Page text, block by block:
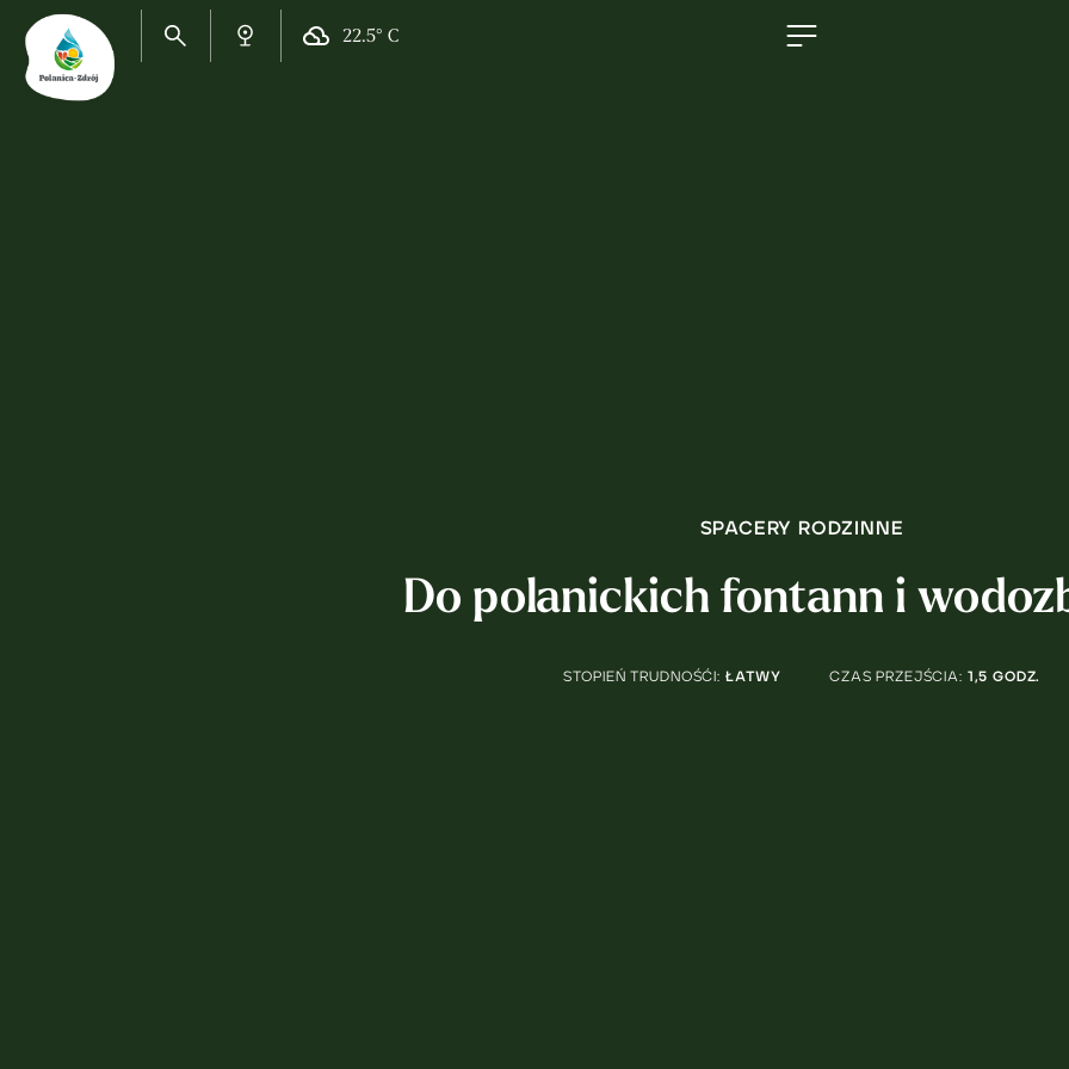
22.5° C
SPACERY RODZINNE
Do polanickich fontann i
STOPIEŃ TRUDNOŚĆI: ŁATWY CZAS PRZEJŚCIA: 1,5 GODZ.